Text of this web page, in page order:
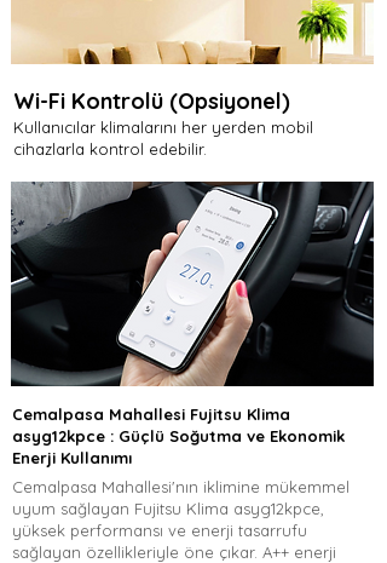
Wi-Fi Kontrolü (Opsiyonel)
Kullanıcılar klimalarını her yerden mobil
cihazlarla kontrol edebilir.
Cemalpasa Mahallesi Fujitsu Klima
asyg12kpce : Güçlü Soğutma ve Ekonomik
Enerji Kullanımı
Cemalpasa Mahallesi'nın iklimine mükemmel
uyum sağlayan Fujitsu Klima asyg12kpce,
yüksek performansı ve enerji tasarrufu
sağlayan özellikleriyle öne çıkar. A++ enerji